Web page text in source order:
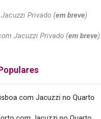
Privado (em breve)
Jacuzzi Privado (em breve)
com Jacuzzi no Quarto